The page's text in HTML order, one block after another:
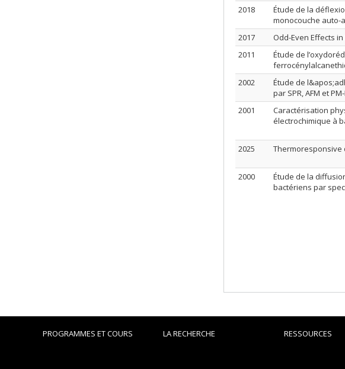
2018
Étude de la
monocouche auto-
2017 Odd-Even Effects
2011
Étude de
2002
Étude de
par SPR, AFM et PM-
2001
Caractérisation
électrochimique à
2025
Thermoresponsive
2000
Étude de la
bactériens par
PROGRAMMES ET COURS LA RECHERCHE RESSOURCES